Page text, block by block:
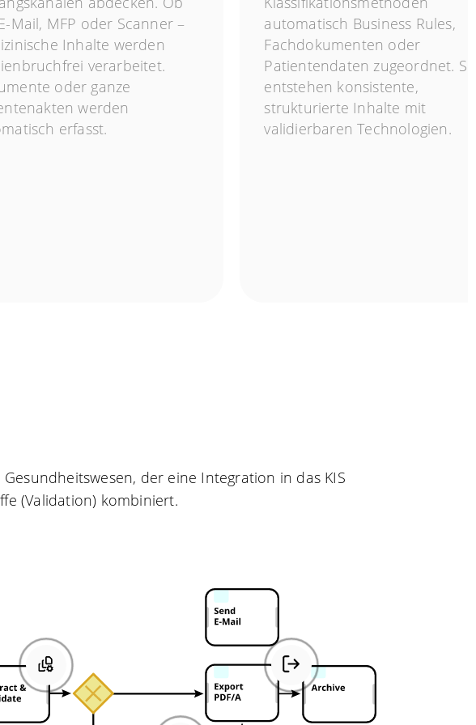
Mail, MFP oder Scanner –
Inhalte werden
verarbeitet.
oder ganze
werden
erfasst.
automatisch Business Rules,
Fachdokumenten oder
Patientendaten zugeordnet. So
entstehen konsistente,
strukturierte Inhalte mit
validierbaren Technologien.
der eine Integration in das KIS
(Validation) kombiniert.